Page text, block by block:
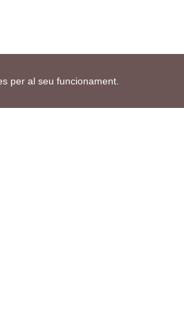
per al seu funcionament.